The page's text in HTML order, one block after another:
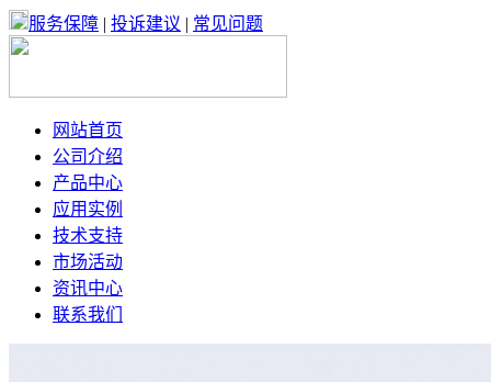
服务保障 | 投诉建议 | 常见问题
网站首页
公司介绍
产品中心
应用实例
技术支持
市场活动
资讯中心
联系我们